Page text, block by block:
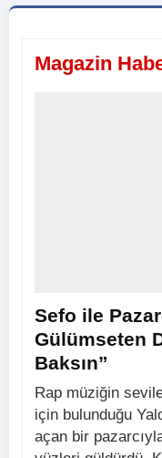
Magazin
Sefo ile
Gülümseten
Baksın”
Rap müziğin
için bulunduğu
açan bir